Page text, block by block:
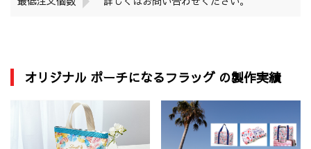
オリジナル ポーチになるフラッグ の製作実績